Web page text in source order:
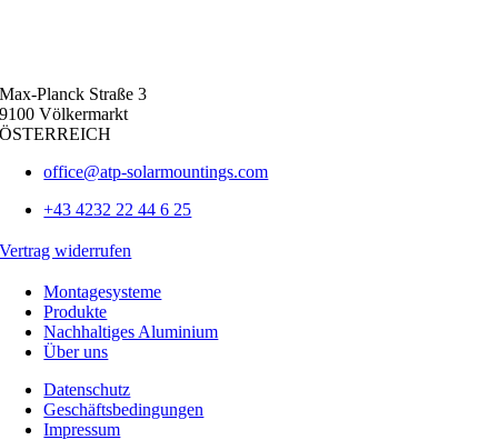
Max-Planck Straße 3
9100 Völkermarkt
ÖSTERREICH
office@atp-solarmountings.com
+43 4232 22 44 6 25
Vertrag widerrufen
Montagesysteme
Produkte
Nachhaltiges Aluminium
Über uns
Datenschutz
Geschäftsbedingungen
Impressum